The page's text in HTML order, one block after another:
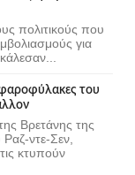
πολιτικούς που
για
του
Βρετάνης της
Ραζ-ντε-Σεν,
κτυπούν